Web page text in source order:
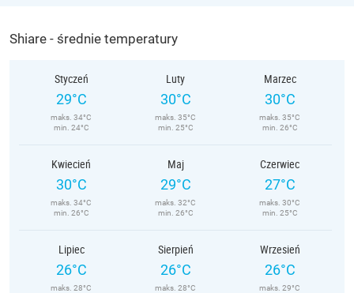
Shiare - średnie temperatury
Styczeń
29°C
maks. 34°C
min. 24°C
Luty
30°C
maks. 35°C
min. 25°C
Marzec
30°C
maks. 35°C
min. 26°C
Kwiecień
30°C
maks. 34°C
min. 26°C
Maj
29°C
maks. 32°C
min. 26°C
Czerwiec
27°C
maks. 30°C
min. 25°C
Lipiec
26°C
maks. 28°C
Sierpień
26°C
maks. 28°C
Wrzesień
26°C
maks. 29°C